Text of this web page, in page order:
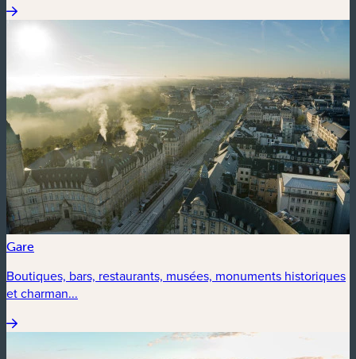
Gare
Boutiques, bars, restaurants, musées, monuments historiques
et charman...